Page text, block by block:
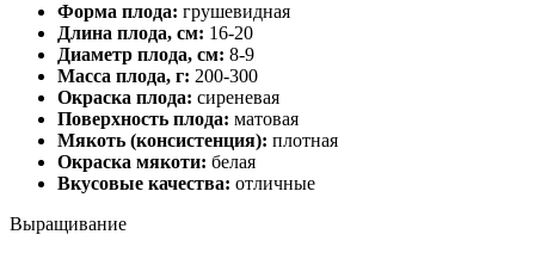
Форма плода: грушевидная
Длина плода, см: 16-20
Диаметр плода, см: 8-9
Масса плода, г: 200-300
Окраска плода: сиреневая
Поверхность плода: матовая
Мякоть (консистенция): плотная
Окраска мякоти: белая
Вкусовые качества: отличные
Выращивание